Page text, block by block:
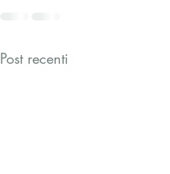
Post recenti